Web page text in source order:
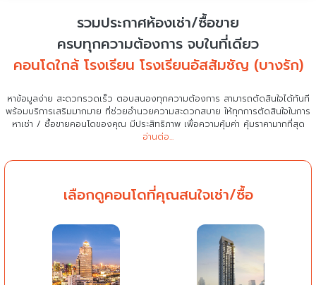
รวมประกาศห้องเช่า/ซื้อขาย
ครบทุกความต้องการ จบในที่เดียว
คอนโดใกล้ โรงเรียน โรงเรียนอัสสัมชัญ (บางรัก)
หาข้อมูลง่าย สะดวกรวดเร็ว ตอบสนองทุกความต้องการ สามารถตัดสินใจได้ทันที
พร้อมบริการเสริมมากมาย ที่ช่วยอำนวยความสะดวกสบาย ให้ทุกการตัดสินใจในการ
หาเช่า / ซื้อขายคอนโดของคุณ มีประสิทธิภาพ เพื่อความคุ้มค่า คุ้มราคามากที่สุด
อ่านต่อ...
เลือกดูคอนโดที่คุณสนใจเช่า/ซื้อ